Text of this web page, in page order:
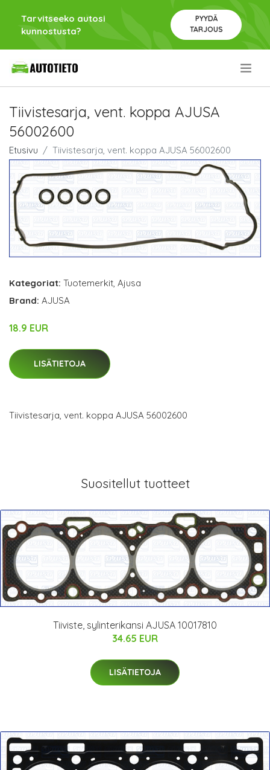
Tarvitseeko autosi
kunnostusta?
PYYDÄ
TARJOUS
Tiivistesarja, vent. koppa AJUSA
56002600
Etusivu Tiivistesarja, vent. koppa AJUSA 56002600
Kategoriat: Tuotemerkit, Ajusa
Brand: AJUSA
18.9 EUR
LISÄTIETOJA
Tiivistesarja, vent. koppa AJUSA 56002600
Suositellut tuotteet
Tiiviste, sylinterikansi AJUSA 10017810
34.65 EUR
LISÄTIETOJA